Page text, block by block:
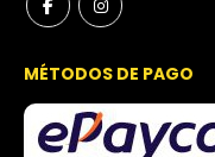
MÉTODOS DE PAGO